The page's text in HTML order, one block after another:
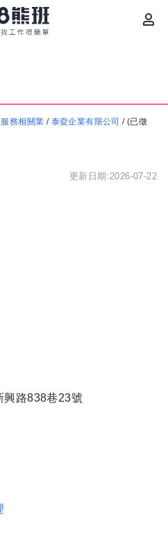
務相關業 / 泰夌企業有限公司 /(已徵
更新日期:2026-07-22
興路838巷23號